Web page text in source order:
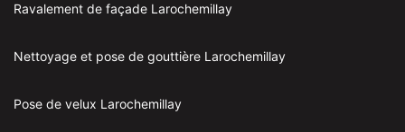
Ravalement de façade Larochemillay
Nettoyage et pose de gouttière Larochemillay
Pose de velux Larochemillay